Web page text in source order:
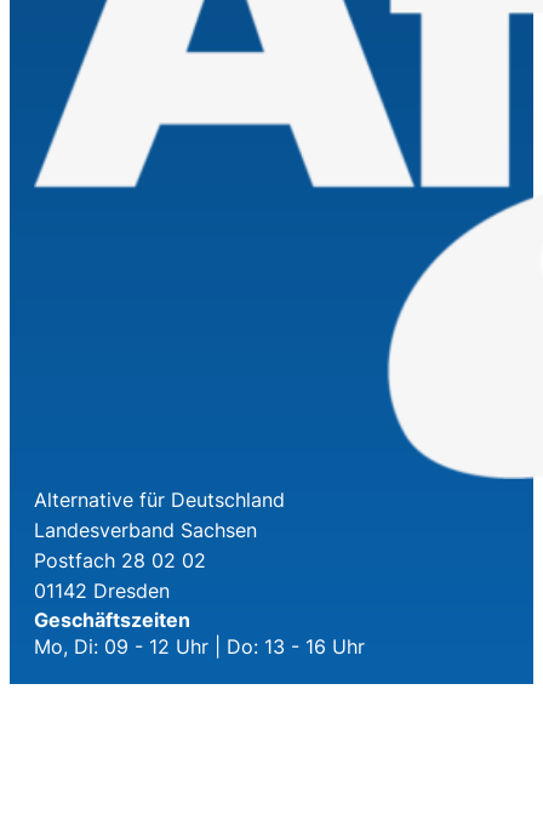
Alternative für Deutschland
Landesverband Sachsen
Postfach 28 02 02
01142 Dresden
Geschäftszeiten
Mo, Di: 09 - 12 Uhr | Do: 13 - 16 Uhr